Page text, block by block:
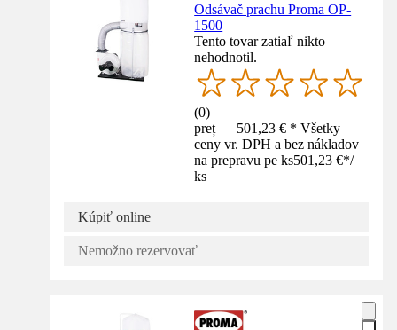
Odsávač prachu Proma OP-
1500
Tento tovar zatiaľ nikto
nehodnotil.
(0)
preț — 501,23 € * Všetky
ceny vr. DPH a bez nákladov
na prepravu pe ks501,23 €*/
ks
Kúpiť online
Nemožno rezervovať